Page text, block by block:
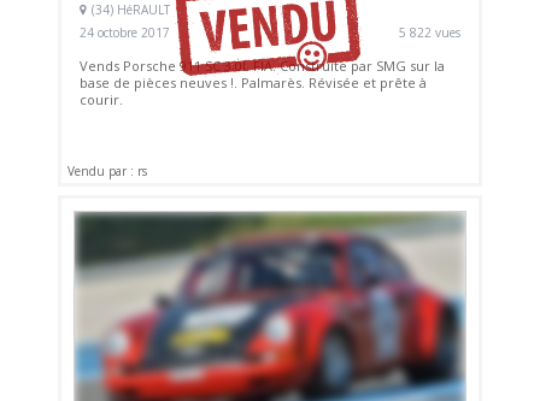
(34) HéRAULT
24 octobre 2017
5 822 vues
Vends Porsche 911 SC 3,0L FIA. Construite par SMG sur la
base de pièces neuves !. Palmarès. Révisée et prête à
courir.
Vendu par : rs